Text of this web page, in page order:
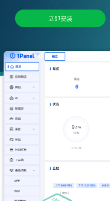
立即安装
极速方便的